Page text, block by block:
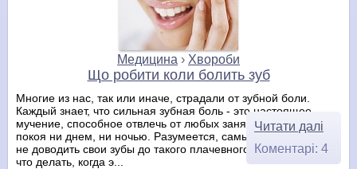
Медицина › Хвороби
Що робити коли болить зуб
Многие из нас, так или иначе, страдали от зубной боли.
Каждый знает, что сильная зубная боль - это настоящее
мучение, способное отвлечь от любых занятий и не давать
покоя ни днем, ни ночью. Разумеется, самый простой совет -
не доводить свои зубы до такого плачевного состояния, но
что делать, когда э...
Читати далі
Коментарі: 4